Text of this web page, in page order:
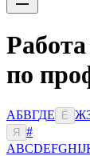
по
АБВГДЕ Ё Ж
Я
#
ABCDEFGHIJ